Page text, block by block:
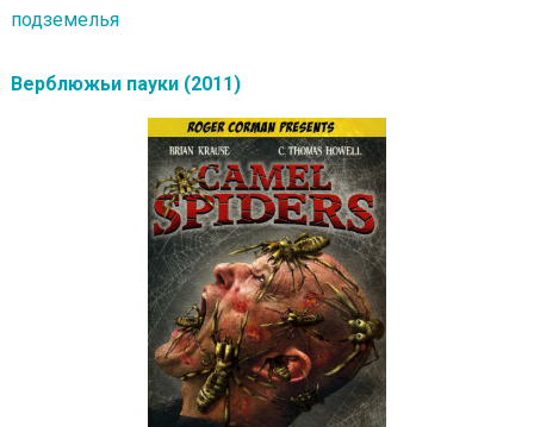
подземелья
Верблюжьи пауки (2011)